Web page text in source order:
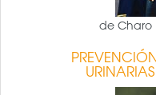
de Charo